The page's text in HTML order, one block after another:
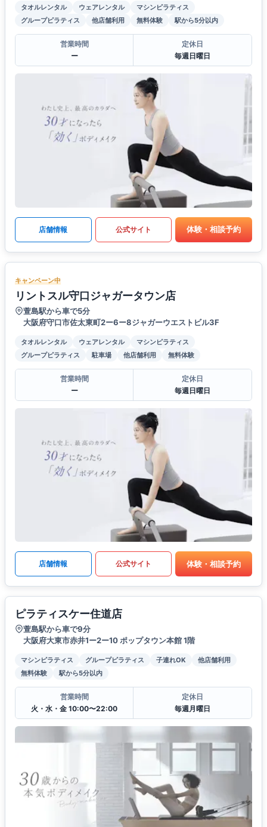
タオルレンタル ウェアレンタル
マシンピラティス
グループピラティス
他店舗利用 無料体験 駅から5分以内
営業時間
ー
定休日
毎週日曜日
店舗情報 公式サイト 体験・相談予約
キャンペーン中
リントスル守口ジャガータウン店
萱島駅から車で5分
大阪府守口市佐太東町2ー6ー8ジャガーウエストビル3F
タオルレンタル ウェアレンタル
マシンピラティス
グループピラティス
駐車場 他店舗利用 無料体験
営業時間
ー
定休日
毎週日曜日
店舗情報 公式サイト 体験・相談予約
ピラティスケー住道店
萱島駅から車で9分
大阪府大東市赤井1ー2ー10 ポップタウン本館 1階
マシンピラティス グループピラティス 子連れOK
他店舗利用
無料体験
駅から5分以内
営業時間
火・水・金 10:00〜22:00
定休日
毎週月曜日